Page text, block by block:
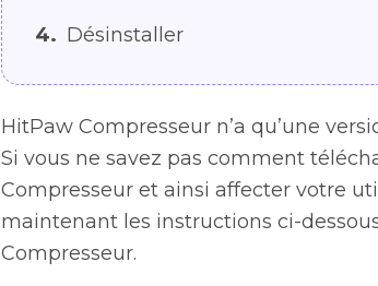
4. Désinstaller
HitPaw Compresseur n’a qu’une
Si vous ne savez pas comment
Compresseur et ainsi affecter votre
maintenant les instructions ci-
Compresseur.